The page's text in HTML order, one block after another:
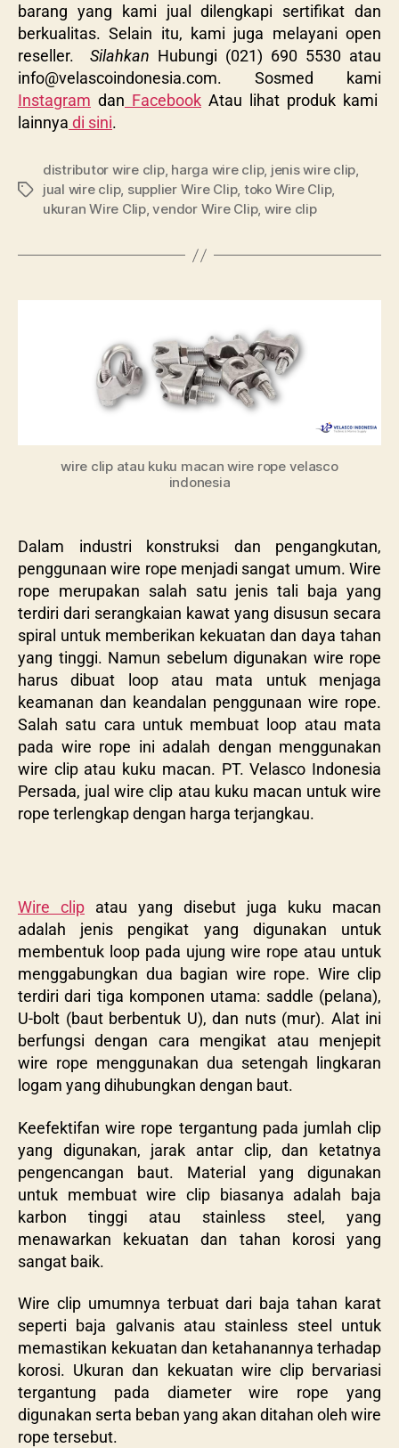
barang yang kami jual dilengkapi sertifikat dan
berkualitas. Selain itu, kami juga melayani open
reseller. Silahkan Hubungi (021) 690 5530 atau
info@velascoindonesia.com. Sosmed kami
Instagram dan Facebook Atau lihat produk kami
lainnya di sini.
distributor wire clip, harga wire clip, jenis wire clip,
jual wire clip, supplier Wire Clip, toko Wire Clip,
ukuran Wire Clip,vendor Wire Clip, wire clip
wire clip atau kuku macan wire rope velasco
indonesia
Dalam industri konstruksi dan pengangkutan,
penggunaan wire rope menjadi sangat umum. Wire
rope merupakan salah satu jenis tali baja yang
terdiri dari serangkaian kawat yang disusun secara
spiral untuk memberikan kekuatan dan daya tahan
yang tinggi. Namun sebelum digunakan wire rope
harus dibuat loop atau mata untuk menjaga
keamanan dan keandalan penggunaan wire rope.
Salah satu cara untuk membuat loop atau mata
pada wire rope ini adalah dengan menggunakan
wire clip atau kuku macan. PT. Velasco Indonesia
Persada, jual wire clip atau kuku macan untuk wire
rope terlengkap dengan harga terjangkau.
Wire clip atau yang disebut juga kuku macan
adalah jenis pengikat yang digunakan untuk
membentuk loop pada ujung wire rope atau untuk
menggabungkan dua bagian wire rope. Wire clip
terdiri dari tiga komponen utama: saddle (pelana),
U-bolt (baut berbentuk U), dan nuts (mur). Alat ini
berfungsi dengan cara mengikat atau menjepit
wire rope menggunakan dua setengah lingkaran
logam yang dihubungkan dengan baut.
Keefektifan wire rope tergantung pada jumlah clip
yang digunakan, jarak antar clip, dan ketatnya
pengencangan baut. Material yang digunakan
untuk membuat wire clip biasanya adalah baja
karbon tinggi atau stainless steel, yang
menawarkan kekuatan dan tahan korosi yang
sangat baik.
Wire clip umumnya terbuat dari baja tahan karat
seperti baja galvanis atau stainless steel untuk
memastikan kekuatan dan ketahanannya terhadap
korosi. Ukuran dan kekuatan wire clip bervariasi
tergantung pada diameter wire rope yang
digunakan serta beban yang akan ditahan oleh wire
rope tersebut.